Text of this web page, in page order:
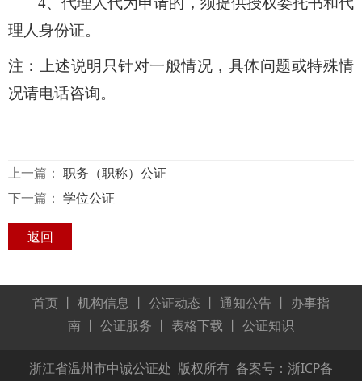
理人身份证。
注：上述说明只针对一般情况，具体问题或特殊情
况请电话咨询。
上一篇： 职务（职称）公证
下一篇： 学位公证
返回
首页 丨 机构信息 丨 公证动态 丨 通知公告 丨 办事指
南 丨 公证服务 丨 表格下载 丨 公证知识
浙江省温州市中诚公证处 版权所有 备案号：浙ICP备